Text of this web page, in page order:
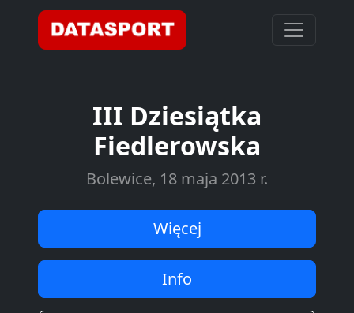
III Dziesiątka
Fiedlerowska
Bolewice, 18 maja 2013 r.
Więcej
Info